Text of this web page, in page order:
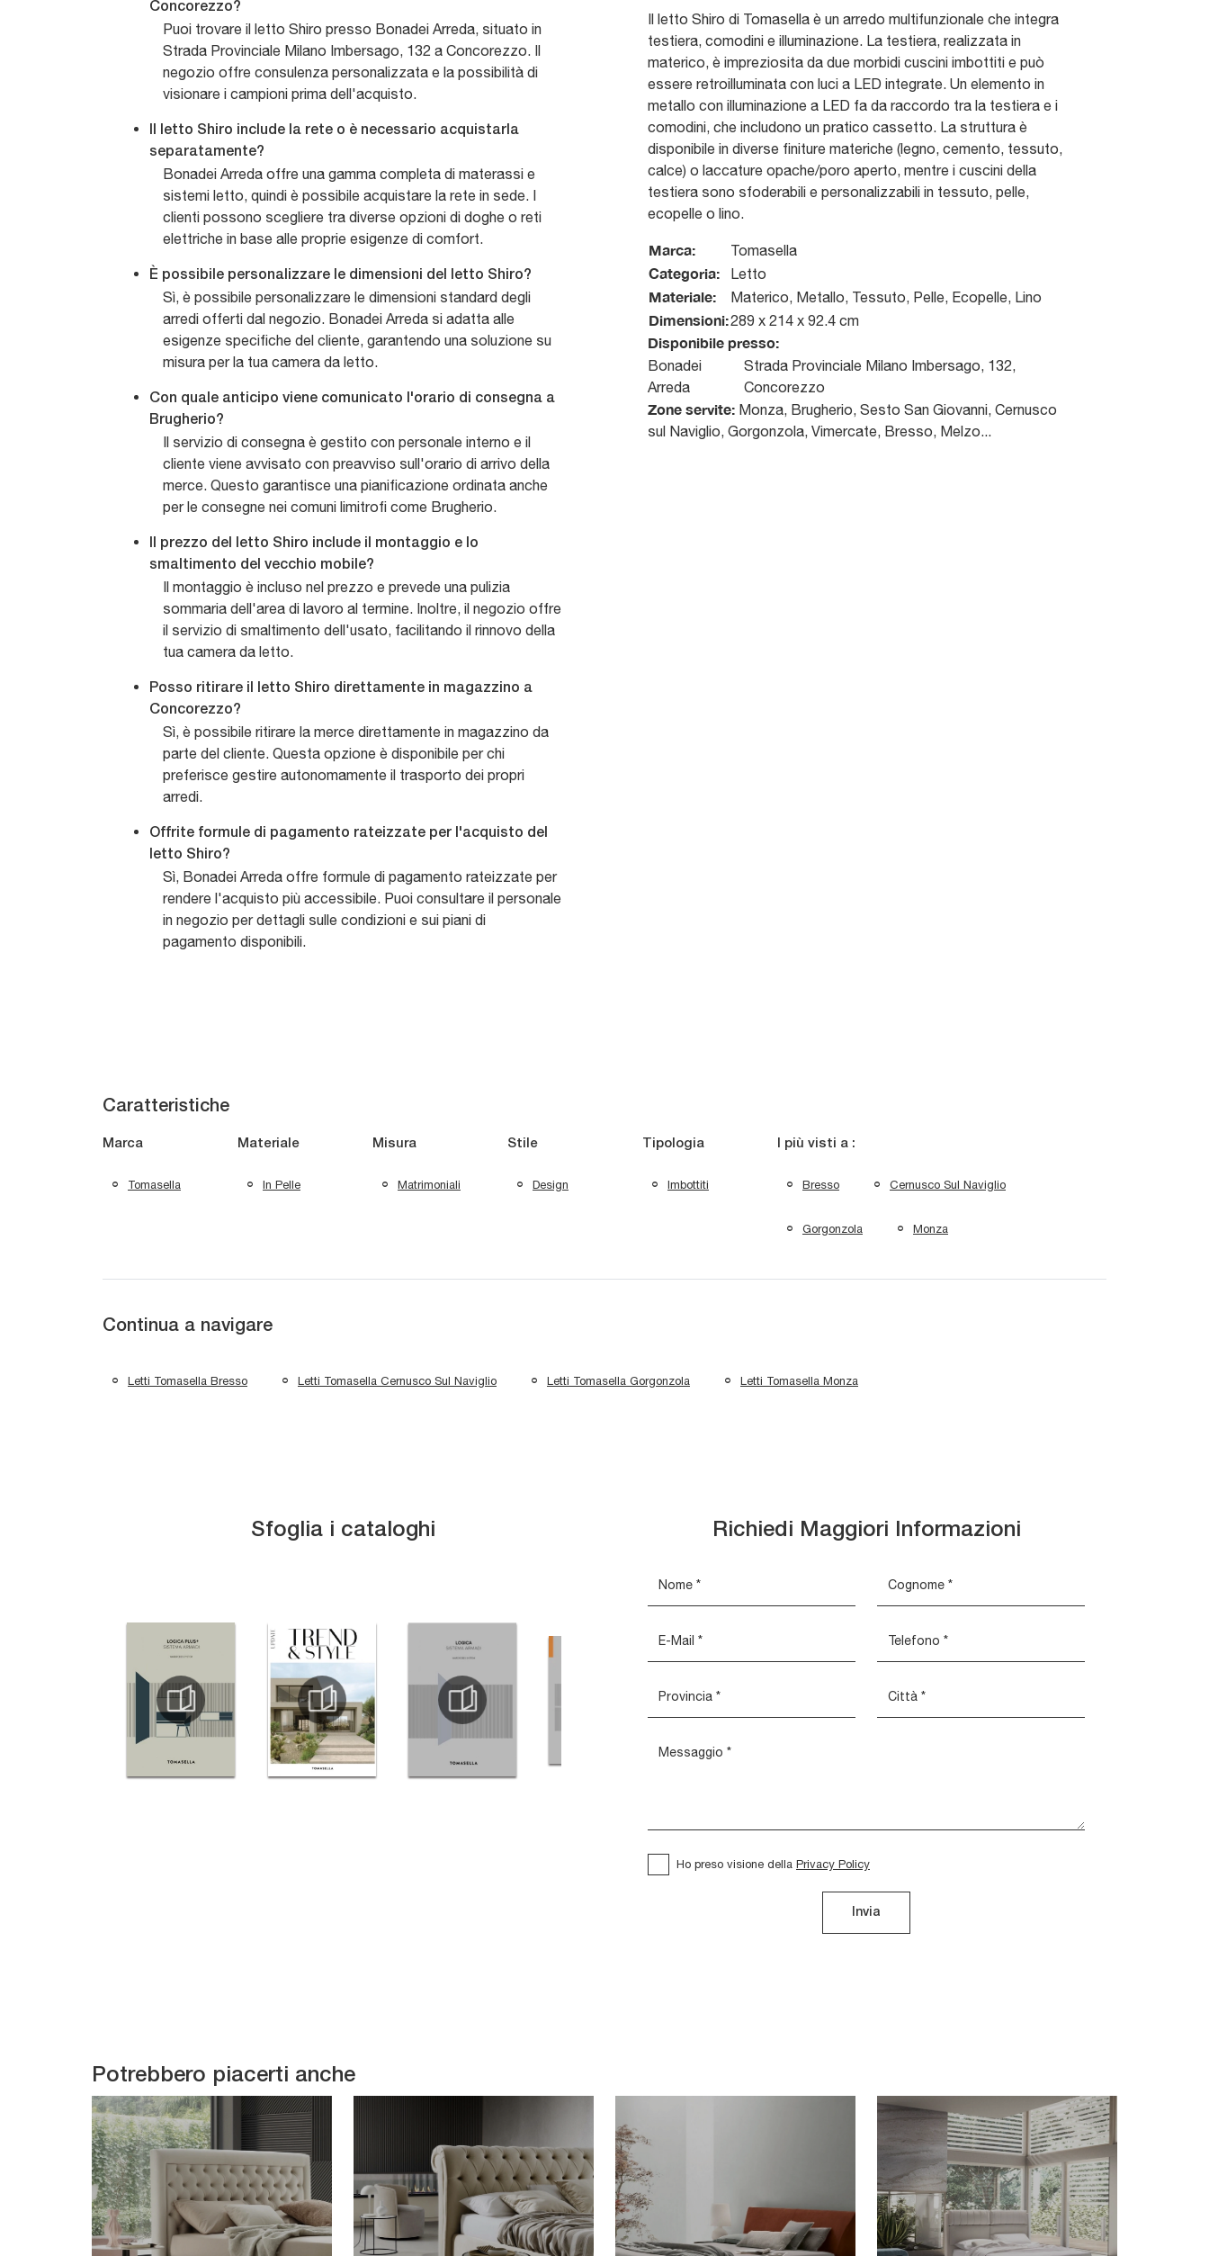
Concorezzo?
Puoi trovare il letto Shiro presso Bonadei Arreda, situato in
Strada Provinciale Milano Imbersago, 132 a Concorezzo. Il
negozio offre consulenza personalizzata e la possibilità di
visionare i campioni prima dell'acquisto.
Il letto Shiro include la rete o è necessario acquistarla
separatamente?
Bonadei Arreda offre una gamma completa di materassi e
sistemi letto, quindi è possibile acquistare la rete in sede. I
clienti possono scegliere tra diverse opzioni di doghe o reti
elettriche in base alle proprie esigenze di comfort.
È possibile personalizzare le dimensioni del letto Shiro?
Sì, è possibile personalizzare le dimensioni standard degli
arredi offerti dal negozio. Bonadei Arreda si adatta alle
esigenze specifiche del cliente, garantendo una soluzione su
misura per la tua camera da letto.
Con quale anticipo viene comunicato l'orario di consegna a
Brugherio?
Il servizio di consegna è gestito con personale interno e il
cliente viene avvisato con preavviso sull'orario di arrivo della
merce. Questo garantisce una pianificazione ordinata anche
per le consegne nei comuni limitrofi come Brugherio.
Il prezzo del letto Shiro include il montaggio e lo
smaltimento del vecchio mobile?
Il montaggio è incluso nel prezzo e prevede una pulizia
sommaria dell'area di lavoro al termine. Inoltre, il negozio offre
il servizio di smaltimento dell'usato, facilitando il rinnovo della
tua camera da letto.
Posso ritirare il letto Shiro direttamente in magazzino a
Concorezzo?
Sì, è possibile ritirare la merce direttamente in magazzino da
parte del cliente. Questa opzione è disponibile per chi
preferisce gestire autonomamente il trasporto dei propri
arredi.
Offrite formule di pagamento rateizzate per l'acquisto del
letto Shiro?
Sì, Bonadei Arreda offre formule di pagamento rateizzate per
rendere l'acquisto più accessibile. Puoi consultare il personale
in negozio per dettagli sulle condizioni e sui piani di
pagamento disponibili.
Il letto Shiro di Tomasella è un arredo multifunzionale che integra
testiera, comodini e illuminazione. La testiera, realizzata in
materico, è impreziosita da due morbidi cuscini imbottiti e può
essere retroilluminata con luci a LED integrate. Un elemento in
metallo con illuminazione a LED fa da raccordo tra la testiera e i
comodini, che includono un pratico cassetto. La struttura è
disponibile in diverse finiture materiche (legno, cemento, tessuto,
calce) o laccature opache/poro aperto, mentre i cuscini della
testiera sono sfoderabili e personalizzabili in tessuto, pelle,
ecopelle o lino.
Marca: Tomasella
Categoria: Letto
Materiale: Materico, Metallo, Tessuto, Pelle, Ecopelle, Lino
Dimensioni:289 x 214 x 92.4 cm
Disponibile presso:
Bonadei
Arreda
Strada Provinciale Milano Imbersago, 132,
Concorezzo
Zone servite: Monza, Brugherio, Sesto San Giovanni, Cernusco
sul Naviglio, Gorgonzola, Vimercate, Bresso, Melzo...
Caratteristiche
Marca
Tomasella
Materiale
In Pelle
Misura
Matrimoniali
Stile
Design
Tipologia
Imbottiti
I più visti a :
Bresso Cernusco Sul Naviglio
Gorgonzola Monza
Continua a navigare
Letti Tomasella Bresso Letti Tomasella Cernusco Sul Naviglio Letti Tomasella Gorgonzola Letti Tomasella Monza
Sfoglia i cataloghi Richiedi Maggiori Informazioni
Ho preso visione della Privacy Policy
Invia
Potrebbero piacerti anche